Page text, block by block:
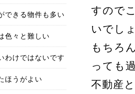
できる物件も多い
色々と難しい
わけではないです
ほうがよい
すので
いでし
もちろ
っても
不動産